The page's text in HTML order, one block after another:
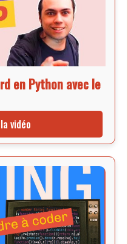
en Python avec le
en Python avec Graven.
vidéo